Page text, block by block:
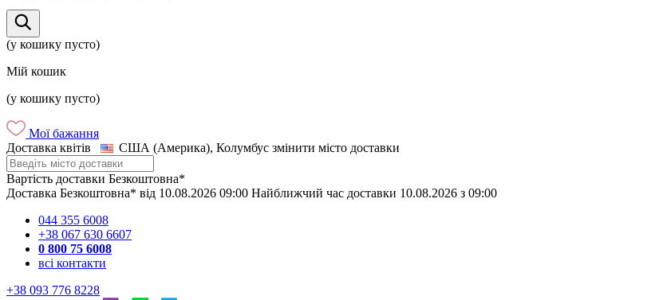
(у кошику пусто)
Мій кошик
(у кошику пусто)
Мої бажання
Доставка квітів
США (Америка), Колумбус змінити місто доставки
Вартість доставки Безкоштовна*
Доставка Безкоштовна* від 10.08.2026 09:00 Найближчий час доставки 10.08.2026 з 09:00
044 355 6008
+38 067 630 6607
0 800 75 6008
всі контакти
+38 093 776 8228